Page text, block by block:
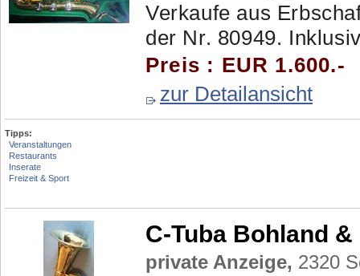
Verkaufe aus
der Nr. 80949.
Preis : EUR 1.600.-
zur Detailansicht
Tipps:
Veranstaltungen
Restaurants
Inserate
Freizeit & Sport
C-Tuba Bohland
private Anzeige, 2320